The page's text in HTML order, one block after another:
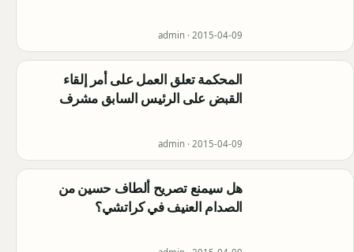
admin · 2015-04-09
المحكمة تعلق العمل على أمر إلقاء
القبض على الرئيس السابق مشرف
admin · 2015-04-09
هل سيمنع تصريح ألطاف حسين من
الصدام العنيف في كراتشي؟